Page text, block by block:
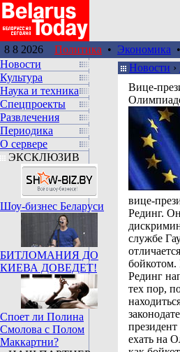
8 8 2026 Политика • Экономика •
Новости
Культура
Наука и техника
Спецпроекты
Развлечения
Периодика
О сервере
ЭКСКЛЮЗИВ
Шоу-бизнес Беларуси
БИТЛОМАНИЯ ДО
КИЕВА ДОВЕДЕТ!
Споет ли Полина
Смолова с Полом
Маккартни?
Новости ›
Вице-
вице-
Рединг.
службе
Рединг
тех пор,
ехать на